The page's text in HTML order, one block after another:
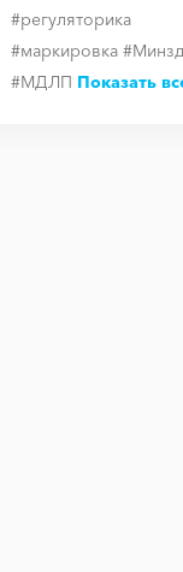
#регуляторика
#маркировка
#МДЛП Показать